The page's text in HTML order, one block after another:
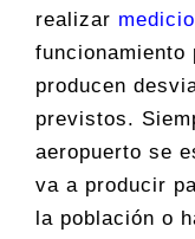
realizar
funcionamiento
producen
previstos.
aeropuerto se
va a producir
la población o